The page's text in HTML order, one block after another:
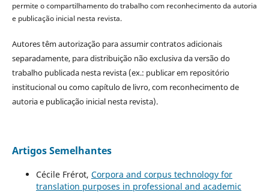
permite o compartilhamento do trabalho com reconhecimento da autoria
e publicação inicial nesta revista.
Autores têm autorização para assumir contratos adicionais
separadamente, para distribuição não exclusiva da versão do
trabalho publicada nesta revista (ex.: publicar em repositório
institucional ou como capítulo de livro, com reconhecimento de
autoria e publicação inicial nesta revista).
Artigos Semelhantes
Cécile Frérot, Corpora and corpus technology for
translation purposes in professional and academic